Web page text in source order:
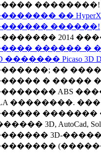
��������!
��
������!
2014
������ �
������� Picaso 3D
��
� �����
ABS
��������.
�������
3D, AutoCad,
3D-